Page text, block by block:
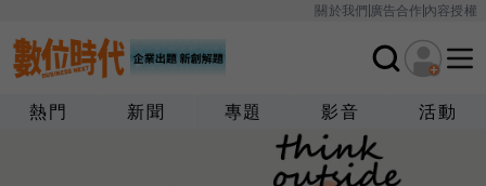
關於我們廣告合作內容授權
熱門 新聞 專題 影音 活動